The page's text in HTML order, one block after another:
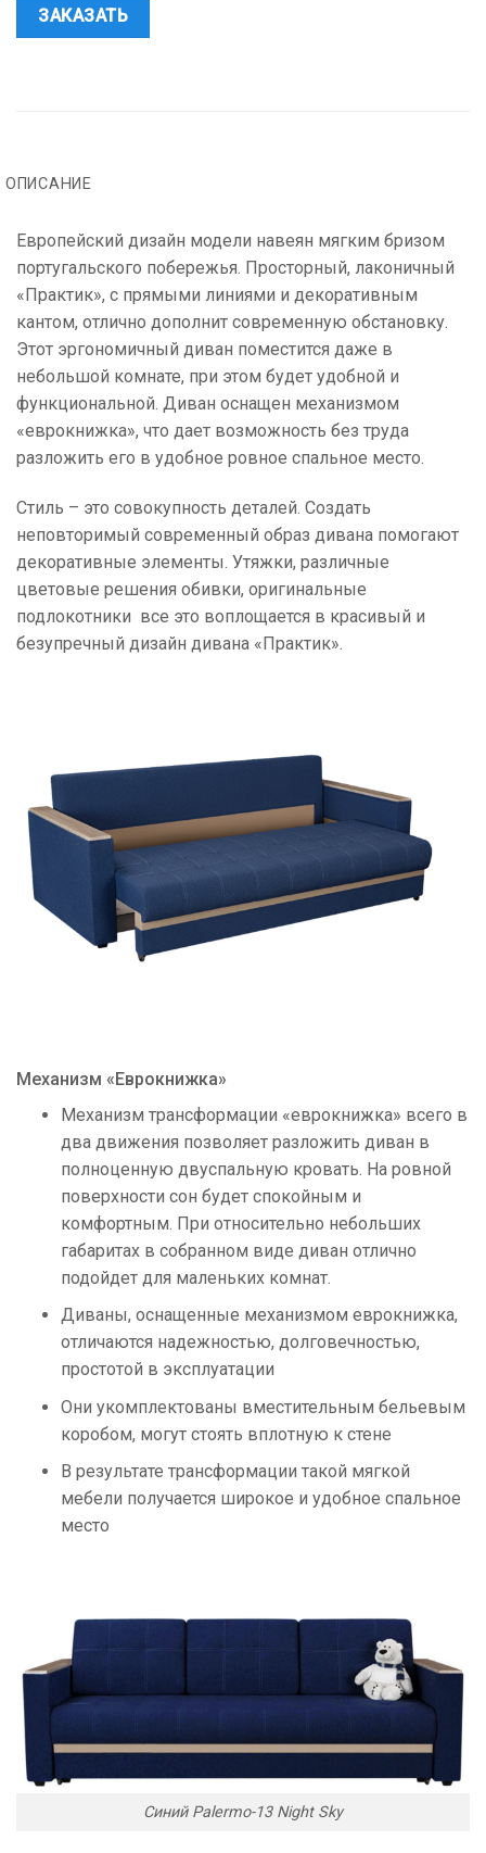
ЗАКАЗАТЬ
ОПИСАНИЕ
Европейский дизайн модели навеян мягким бризом
португальского побережья. Просторный, лаконичный
«Практик», с прямыми линиями и декоративным
кантом, отлично дополнит современную обстановку.
Этот эргономичный диван поместится даже в
небольшой комнате, при этом будет удобной и
функциональной. Диван оснащен механизмом
«еврокнижка», что дает возможность без труда
разложить его в удобное ровное спальное место.
Стиль – это совокупность деталей. Создать
неповторимый современный образ дивана помогают
декоративные элементы. Утяжки, различные
цветовые решения обивки, оригинальные
подлокотники все это воплощается в красивый и
безупречный дизайн дивана «Практик».
Механизм «Еврокнижка»
Механизм трансформации «еврокнижка» всего в
два движения позволяет разложить диван в
полноценную двуспальную кровать. На ровной
поверхности сон будет спокойным и
комфортным. При относительно небольших
габаритах в собранном виде диван отлично
подойдет для маленьких комнат.
Диваны, оснащенные механизмом еврокнижка,
отличаются надежностью, долговечностью,
простотой в эксплуатации
Они укомплектованы вместительным бельевым
коробом, могут стоять вплотную к стене
В результате трансформации такой мягкой
мебели получается широкое и удобное спальное
место
Синий Palermo-13 Night Sky